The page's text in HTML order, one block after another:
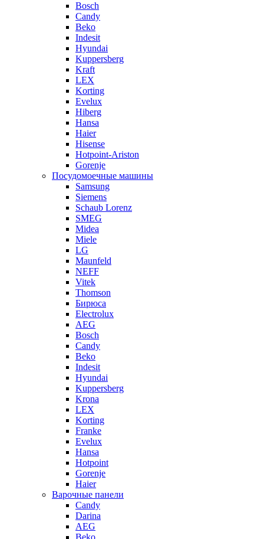
Bosch
Candy
Beko
Indesit
Hyundai
Kuppersberg
Kraft
LEX
Korting
Evelux
Hiberg
Hansa
Haier
Hisense
Hotpoint-Ariston
Gorenje
Посудомоечные машины
Samsung
Siemens
Schaub Lorenz
SMEG
Midea
Miele
LG
Maunfeld
NEFF
Vitek
Thomson
Бирюса
Electrolux
AEG
Bosch
Candy
Beko
Indesit
Hyundai
Kuppersberg
Krona
LEX
Korting
Franke
Evelux
Hansa
Hotpoint
Gorenje
Haier
Варочные панели
Candy
Darina
AEG